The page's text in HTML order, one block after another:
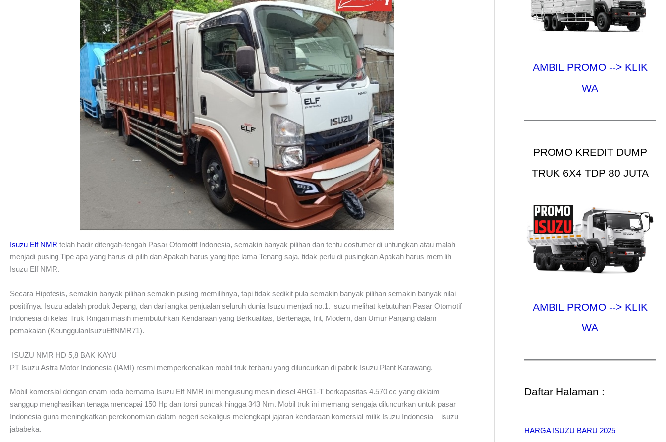
Isuzu Elf NMR telah hadir ditengah-tengah Pasar Otomotif Indonesia, semakin banyak pilihan dan tentu costumer di untungkan atau malah
menjadi pusing Tipe apa yang harus di pilih dan Apakah harus yang tipe lama Tenang saja, tidak perlu di pusingkan Apakah harus memilih
Isuzu Elf NMR.
Secara Hipotesis, semakin banyak pilihan semakin pusing memilihnya, tapi tidak sedikit pula semakin banyak pilihan semakin banyak nilai
positifnya. Isuzu adalah produk Jepang, dan dari angka penjualan seluruh dunia Isuzu menjadi no.1. Isuzu melihat kebutuhan Pasar Otomotif
Indonesia di kelas Truk Ringan masih membutuhkan Kendaraan yang Berkualitas, Bertenaga, Irit, Modern, dan Umur Panjang dalam
pemakaian (KeunggulanIsuzuElfNMR71).
ISUZU NMR HD 5,8 BAK KAYU
PT Isuzu Astra Motor Indonesia (IAMI) resmi memperkenalkan mobil truk terbaru yang diluncurkan di pabrik Isuzu Plant Karawang.
Mobil komersial dengan enam roda bernama Isuzu Elf NMR ini mengusung mesin diesel 4HG1-T berkapasitas 4.570 cc yang diklaim
sanggup menghasilkan tenaga mencapai 150 Hp dan torsi puncak hingga 343 Nm. Mobil truk ini memang sengaja diluncurkan untuk pasar
Indonesia guna meningkatkan perekonomian dalam negeri sekaligus melengkapi jajaran kendaraan komersial milik Isuzu Indonesia – isuzu
jababeka.
AMBIL PROMO --> KLIK
WA
PROMO KREDIT DUMP
TRUK 6X4 TDP 80 JUTA
AMBIL PROMO --> KLIK
WA
Daftar Halaman :
HARGA ISUZU BARU 2025